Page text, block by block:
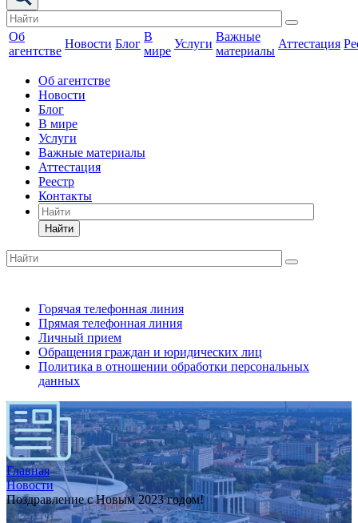
Об
агентстве
Новости Блог
В
мире
Услуги
Важные
материалы
Аттестация
Об агентстве
Новости
Блог
В мире
Услуги
Важные материалы
Аттестация
Реестр
Контакты
Найти
Горячая телефонная линия
Прямая телефонная линия
Личный прием
Обращения граждан и юридических лиц
Политика в отношении обработки персональных
данных
Главная
Новости
Поздравление с Новым 2023 годом!